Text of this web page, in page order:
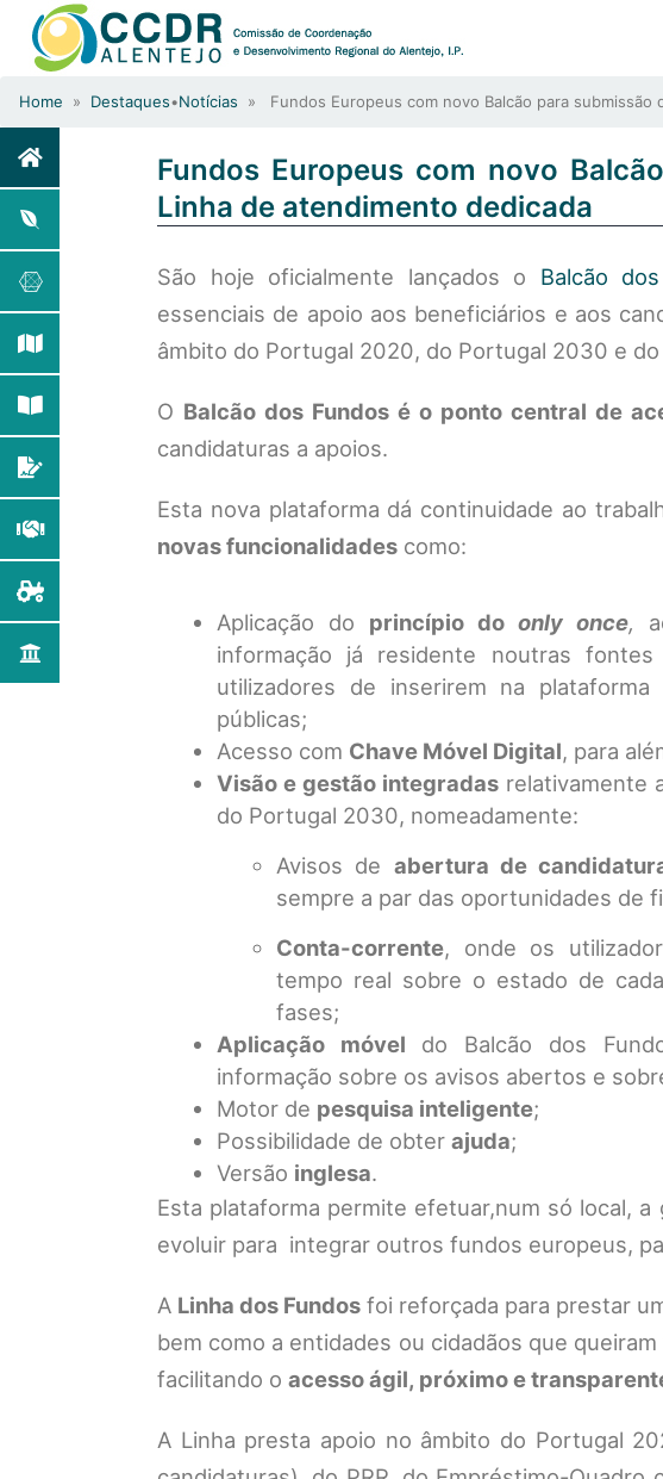
Home » Destaques•Notícias » Fundos Europeus com novo Balcão para
Fundos Europeus com novo
Linha de atendimento dedicada
São hoje oficialmente lançados o Balcão
essenciais de apoio aos beneficiários e aos
âmbito do Portugal 2020, do Portugal 2030 e do
O Balcão dos Fundos é o ponto central de
candidaturas a apoios.
Esta nova plataforma dá continuidade ao
novas funcionalidades como:
Aplicação do princípio do only once,
informação já residente noutras
utilizadores de inserirem na
públicas;
Acesso com Chave Móvel Digital, para
Visão e gestão integradas relativamente
do Portugal 2030, nomeadamente:
Avisos de abertura de
sempre a par das oportunidades de
Conta-corrente, onde os
tempo real sobre o estado de
fases;
Aplicação móvel do Balcão dos
informação sobre os avisos abertos e
Motor de pesquisa inteligente;
Possibilidade de obter ajuda;
Versão inglesa.
Esta plataforma permite efetuar,num só local,
evoluir para integrar outros fundos europeus,
A Linha dos Fundos foi reforçada para prestar
bem como a entidades ou cidadãos que
facilitando o acesso ágil, próximo e
A Linha presta apoio no âmbito do Portugal